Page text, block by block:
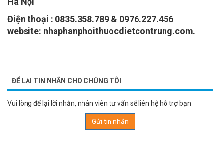
Điện thoại : 0835.358.789 & 0976.227.456
website: nhaphanphoithuocdietcontrung.com.
ĐỂ LẠI TIN NHẮN CHO CHÚNG TÔI
Vui lòng để lại lời nhắn, nhân viên tư vấn sẽ liên hệ hỗ trợ bạn
Gửi tin nhắn